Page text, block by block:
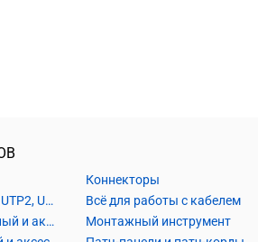
Кабель Витая пара UTP2, UTP4, FTP2, FTP4
Кабель коаксиальный и аксессуары
Коннекторы
Всё для работы с кабелем
Монтажный инструмент